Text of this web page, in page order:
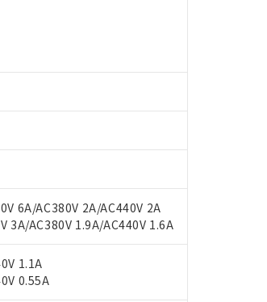
6A/AC380V 2A/AC440V 2A
3A/AC380V 1.9A/AC440V 1.6A
1.1A
0.55A
ビスの対象外となる商品もあることをご了承く
ている更新日時点での社内データに基づき作成
よび標準価格とは異なる場合があることをご了
取引先、またはお客様担当のオムロン制御機器
に対応した製品が提供可能な商品です。
応した製品に切り替える予定のある商品です。
に非対応の商品で、対応品を出す予定はありま
の対応状況を調査中または確認中の商品です。
のが、含有品と判明した場合などやむを得ず変
(Cd) 100ppm以下、
以下、フタル酸ブチルベンジル（BBP） 1000ppm以下、フ
以下
外項目は除く。
使用がないことを確認しています。
値以下であることを示します。
を超えていることを示します。
せください。
100ppm、
: 1000ppm、 PBDEs(ポリ臭化ジフェニルエーテル類) :
日本国政府の輸出許可(または役務取引許可)を
砕するなど、違法に輸出されないよう必要な手
兵器、生物兵器またはその他武器並びにこれら